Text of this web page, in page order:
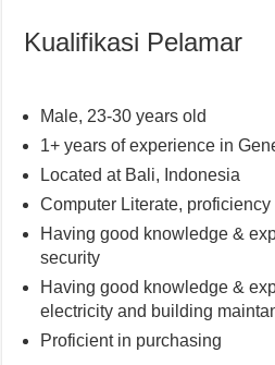
Kualifikasi Pelamar
Male, 23-30 years old
1+ years of experience in
Located at Bali, Indonesia
Computer Literate,
Having good knowledge &
security
Having good knowledge &
electricity and building
Proficient in purchasing